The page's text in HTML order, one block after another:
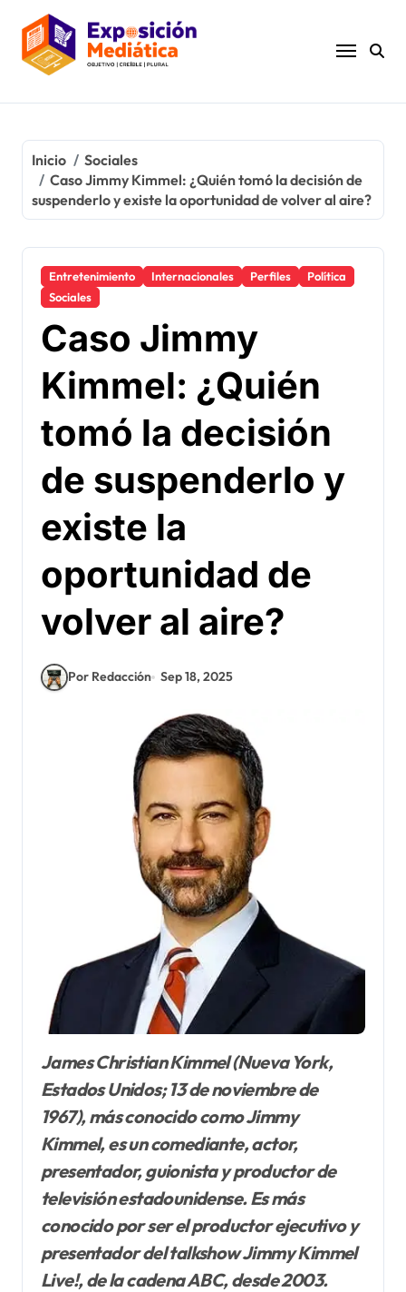
contenido
Inicio
Sociales
Caso Jimmy Kimmel: ¿Quién tomó la decisión de
suspenderlo y existe la oportunidad de volver al aire?
Entretenimiento Internacionales Perfiles
Política
Sociales
Caso Jimmy
Kimmel: ¿Quién
tomó la decisión
de suspenderlo y
existe la
oportunidad de
volver al aire?
Por Redacción Sep 18, 2025
James Christian Kimmel (Nueva York,
Estados Unidos; 13 de noviembre de
1967), más conocido como Jimmy
Kimmel, es un comediante, actor,
presentador, guionista y productor de
televisión estadounidense. Es más
conocido por ser el productor ejecutivo y
presentador del talkshow Jimmy Kimmel
Live!, de la cadena ABC, desde 2003.